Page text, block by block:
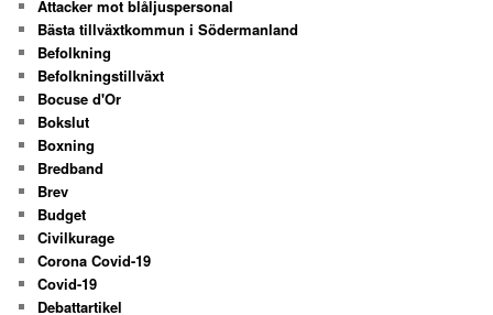
Attacker mot blåljuspersonal
Bästa tillväxtkommun i Södermanland
Befolkning
Befolkningstillväxt
Bocuse d'Or
Bokslut
Boxning
Bredband
Brev
Budget
Civilkurage
Corona Covid-19
Covid-19
Debattartikel